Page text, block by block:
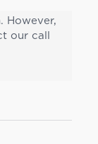
However,
our call